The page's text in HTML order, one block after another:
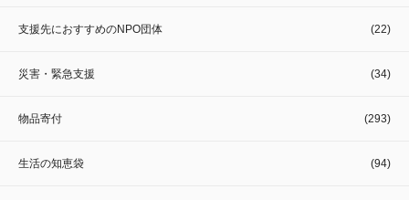
支援先におすすめのNPO団体 (22)
災害・緊急支援 (34)
物品寄付 (293)
生活の知恵袋 (94)